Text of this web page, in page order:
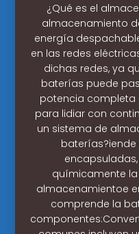
¿Qué es el
almacenamiento
energía
en las redes
dichas redes, ya
baterías puede
potencia completa
para lidiar con
un sistema de
químicamente la
almacenamientoe
comprende la